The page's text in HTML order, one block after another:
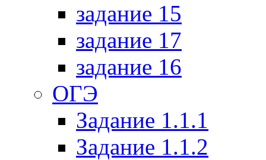
задание 15
задание 17
задание 16
ОГЭ
Задание 1.1.1
Задание 1.1.2